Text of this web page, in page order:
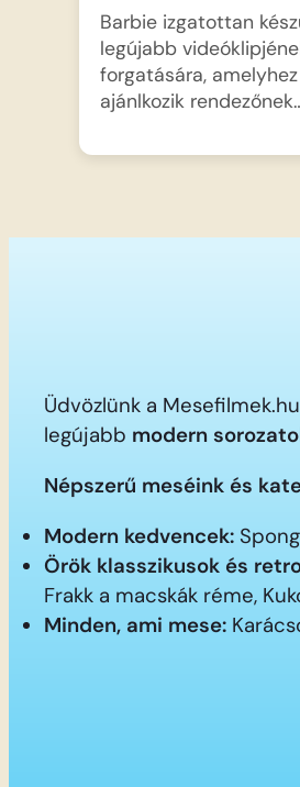
Barbie izgatottan
legújabb
forgatására, amelyhez
ajánlkozik
Üdvözlünk a
legújabb modern
Népszerű meséink és
Modern kedvencek:
Örök klasszikusok és
Frakk a macskák réme,
Minden, ami mese: